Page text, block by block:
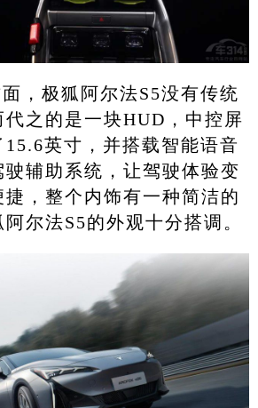
，极狐阿尔法S5没有传统
之的是一块HUD，中控屏
英寸，并搭载智能语音
驶辅助系统，让驾驶体验变
，整个内饰有一种简洁的
尔法S5的外观十分搭调。